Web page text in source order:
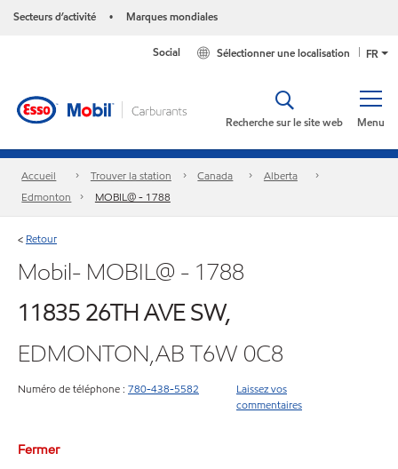
Secteurs d’activité • Marques mondiales
FR
Sélectionner une localisation
Social
Menu
Recherche sur le site web
Accueil Trouver la station Canada
Alberta
Edmonton
MOBIL@ - 1788
< Retour
Mobil- MOBIL@ - 1788
11835 26TH AVE SW,
EDMONTON,AB T6W 0C8
Numéro de téléphone : 780-438-5582
Laissez vos
commentaires
Fermer